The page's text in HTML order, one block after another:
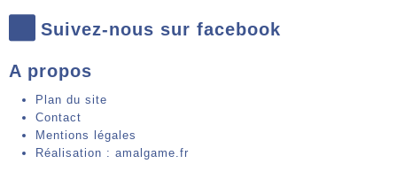
Suivez-nous sur facebook
A propos
Plan du site
Contact
Mentions légales
Réalisation : amalgame.fr